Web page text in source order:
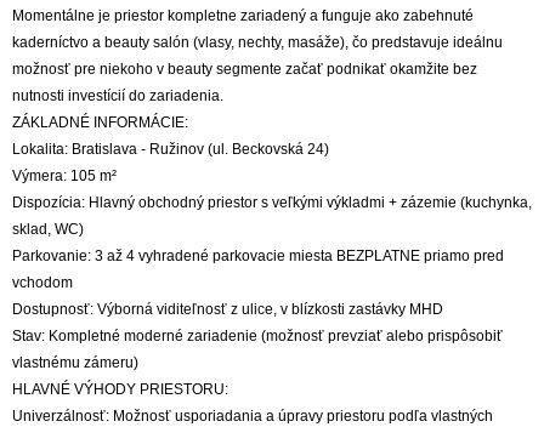
Momentálne je priestor kompletne zariadený a funguje ako zabehnuté
kaderníctvo a beauty salón (vlasy, nechty, masáže), čo predstavuje ideálnu
možnosť pre niekoho v beauty segmente začať podnikať okamžite bez
nutnosti investícií do zariadenia.
ZÁKLADNÉ INFORMÁCIE:
Lokalita: Bratislava - Ružinov (ul. Beckovská 24)
Výmera: 105 m²
Dispozícia: Hlavný obchodný priestor s veľkými výkladmi + zázemie (kuchynka,
sklad, WC)
Parkovanie: 3 až 4 vyhradené parkovacie miesta BEZPLATNE priamo pred
vchodom
Dostupnosť: Výborná viditeľnosť z ulice, v blízkosti zastávky MHD
Stav: Kompletné moderné zariadenie (možnosť prevziať alebo prispôsobiť
vlastnému zámeru)
HLAVNÉ VÝHODY PRIESTORU:
Univerzálnosť: Možnosť usporiadania a úpravy priestoru podľa vlastných